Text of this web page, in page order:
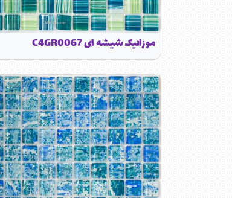
موزائیک شیشه ای C4GR0067